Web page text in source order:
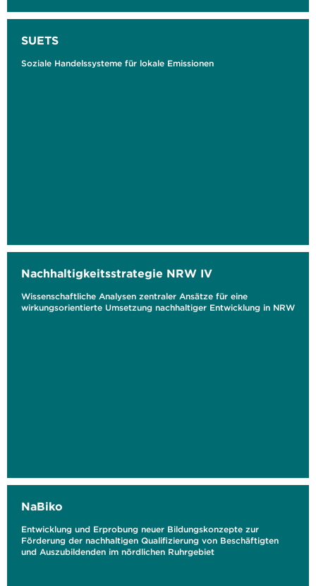
SUETS
Soziale Handelssysteme für lokale Emissionen
Nachhaltigkeitsstrategie NRW IV
Wissenschaftliche Analysen zentraler Ansätze für eine
wirkungsorientierte Umsetzung nachhaltiger Entwicklung in NRW
NaBiko
Entwicklung und Erprobung neuer Bildungskonzepte zur
Förderung der nachhaltigen Qualifizierung von Beschäftigten
und Auszubildenden im nördlichen Ruhrgebiet